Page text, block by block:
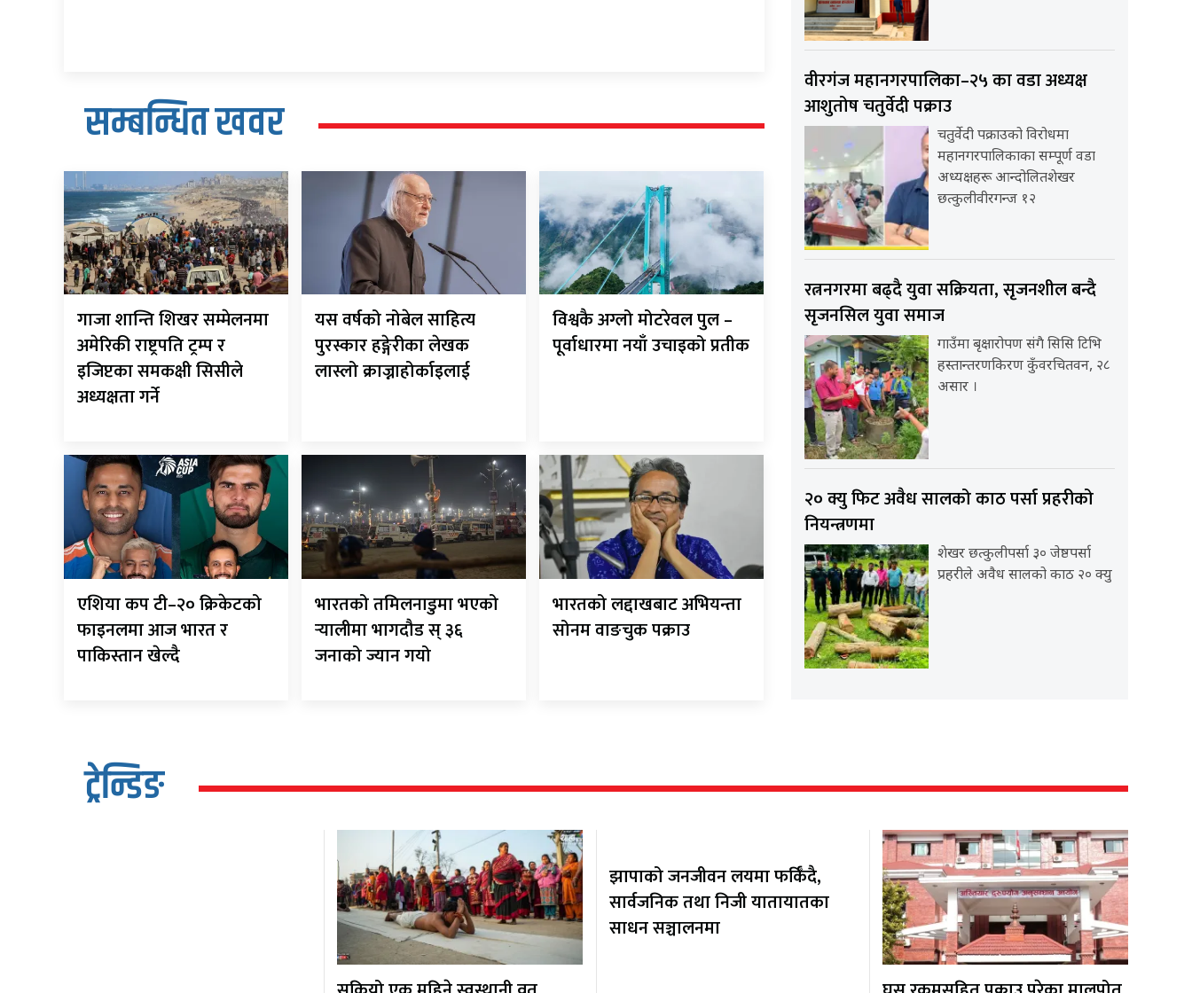
सम्बन्धित खवर
गाजा शान्ति शिखर सम्मेलनमा
अमेरिकी राष्ट्रपति ट्रम्प र
इजिप्टका समकक्षी सिसीले
अध्यक्षता गर्ने
यस वर्षको नोबेल साहित्य
पुरस्कार हङ्गेरीका लेखक
लास्लो क्राज्नाहोर्काइलाई
विश्वकै अग्लो मोटरेवल पुल –
पूर्वाधारमा नयाँ उचाइको प्रतीक
एशिया कप टी–२० क्रिकेटको
फाइनलमा आज भारत र
पाकिस्तान खेल्दै
भारतको तमिलनाडुमा भएको
र्‍यालीमा भागदौड स् ३६
जनाको ज्यान गयो
भारतको लद्दाखबाट अभियन्ता
सोनम वाङचुक पक्राउ
वीरगंज महानगरपालिका–२५ का वडा अध्यक्ष
आशुतोष चतुर्वेदी पक्राउ
चतुर्वेदी पक्राउको विरोधमा
महानगरपालिकाका सम्पूर्ण वडा
अध्यक्षहरू आन्दोलितशेखर
छत्कुलीवीरगन्ज १२
रत्ननगरमा बढ्दै युवा सक्रियता, सृजनशील बन्दै
सृजनसिल युवा समाज
गाउँमा बृक्षारोपण संगै सिसि टिभि
हस्तान्तरणकिरण कुँवरचितवन, २८
असार ।
२० क्यु फिट अवैध सालको काठ पर्सा प्रहरीको
नियन्त्रणमा
शेखर छत्कुलीपर्सा ३० जेष्ठपर्सा
प्रहरीले अवैध सालको काठ २० क्यु
ट्रेन्डिङ
झापाको जनजीवन लयमा फर्किँदै,
सार्वजनिक तथा निजी यातायातका
साधन सञ्चालनमा